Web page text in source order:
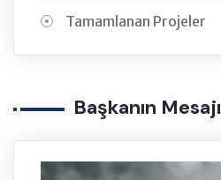
Tamamlanan Projeler
Başkanın Mesajı